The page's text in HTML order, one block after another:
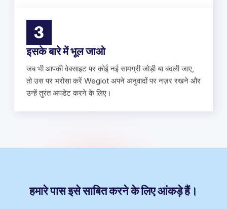
3
इसके बारे में भूल जाओ
जब भी आपकी वेबसाइट पर कोई नई सामग्री जोड़ी या बदली जाए,
तो उस पर भरोसा करें Weglot अपने अनुवादों पर नज़र रखने और
उन्हें तुरंत अपडेट करने के लिए।
हमारे पास इसे साबित करने के लिए आंकड़े हैं।